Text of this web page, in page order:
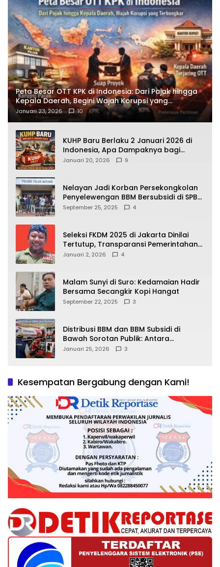
Peta Besar OTT KPK di Indonesia: Dari Pajak hingga
Kepala Daerah, Begini Wajah Korupsi yang
Terbongkar
Januari 23, 2026 10
KUHP Baru Berlaku 2 Januari 2026 di
Indonesia, Apa Dampaknya bagi
Kehidupan Warga? Ini Aturan Kunci
Januari 20, 2026 9
Nelayan Jadi Korban Persekongkolan
Penyelewengan BBM Bersubsidi di SPBU
64.78809 Teluk Batang
September 25, 2025 4
Seleksi FKDM 2025 di Jakarta Dinilai
Tertutup, Transparansi Pemerintahan
Pramono–Rano Dipertanyakan
Januari 2, 2026 4
Malam Sunyi di Suro: Kedamaian Hadir
Bersama Secangkir Kopi Hangat
September 22, 2025 3
Distribusi BBM dan BBM Subsidi di
Bawah Sorotan Publik: Antara
Kepentingan Negara, Hak Konsumen,
Januari 25, 2026 3
Kesempatan Bergabung dengan Kami!